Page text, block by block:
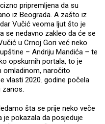
pripremljena da su
iz Beograda. A zašto iz
Vučić veoma ljut što je
se nedavno zakleo da će se
u Crnoj Gori već neko
– Andriju Mandića – te
opskurnih portala, to je
omladinom, naročito
vlasti 2020. godine počela
zanos.
šta se prije neko veče
je pokazala da posjeduje